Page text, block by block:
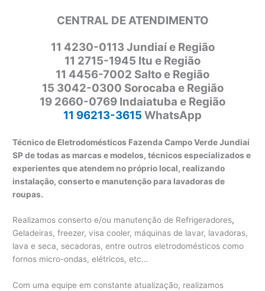
CENTRAL DE ATENDIMENTO
11 4230-0113 Jundiaí e Região
11 2715-1945 Itu e Região
11 4456-7002 Salto e Região
15 3042-0300 Sorocaba e Região
19 2660-0769 Indaiatuba e Região
11 96213-3615 WhatsApp
Técnico de Eletrodomésticos Fazenda Campo Verde Jundiaí
SP de todas as marcas e modelos, técnicos especializados e
experientes que atendem no próprio local, realizando
instalação, conserto e manutenção para lavadoras de
roupas.
Realizamos conserto e/ou manutenção de Refrigeradores,
Geladeiras, freezer, visa cooler, máquinas de lavar, lavadoras,
lava e seca, secadoras, entre outros eletrodomésticos como
fornos micro-ondas, elétricos, etc…
Com uma equipe em constante atualização, realizamos